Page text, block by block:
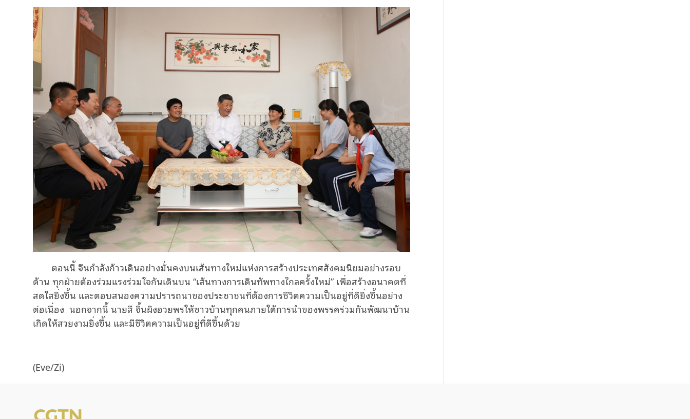
ตอนนี้ จีนกำลังก้าวเดินอย่างมั่นคงบนเส้นทางใหม่แห่งการสร้างประเทศสังคมนิยมอย่างรอบ
ด้าน ทุกฝ่ายต้องร่วมแรงร่วมใจกันเดินบน “เส้นทางการเดินทัพทางไกลครั้งใหม่” เพื่อสร้างอนาคตที่
สดใสยิ่งขึ้น และตอบสนองความปรารถนาของประชาชนที่ต้องการชีวิตความเป็นอยู่ที่ดียิ่งขึ้นอย่าง
ต่อเนื่อง นอกจากนี้ นายสี จิ้นผิงอวยพรให้ชาวบ้านทุกคนภายใต้การนำของพรรคร่วมกันพัฒนาบ้าน
เกิดให้สวยงามยิ่งขึ้น และมีชีวิตความเป็นอยู่ที่ดีขึ้นด้วย
(Eve/Zi)